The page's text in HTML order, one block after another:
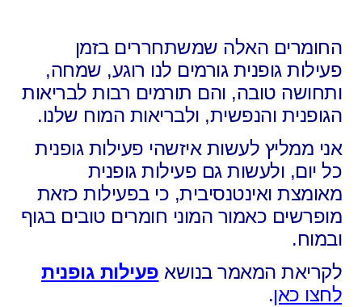
החומרים האלה שמשתחררים בזמן
פעילות גופניתגורמים לנו רוגע, שמחה,
ותחושה טובה, והם תורמים רבות לבריאות
הגופנית והנפשית, ולבריאות המוח שלנו.
אני ממליץ לעשות איזשהי פעילות גופנית
כל יום, ולעשות גם פעילות גופנית
מאומצת ואינטנסיבית, כי בפעילות כזאת
מופרשים כאמור המוני חומרים טובים בגוף
ובמוח.
לקריאת המאמר בנושא פעילות גופנית
לחצו כאן.